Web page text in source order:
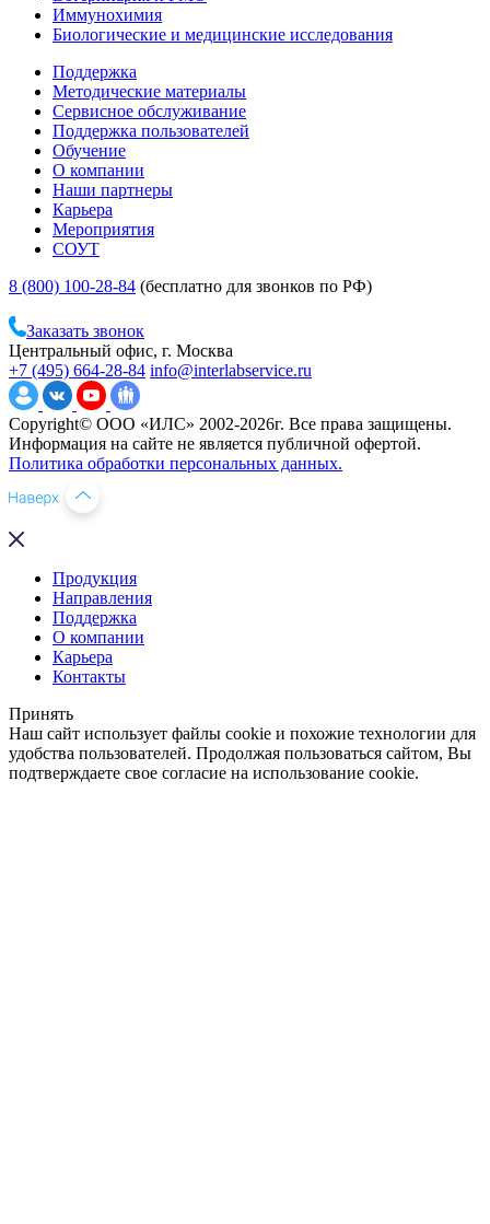
Иммунохимия
Биологические и медицинские исследования
Поддержка
Методические материалы
Сервисное обслуживание
Поддержка пользователей
Обучение
О компании
Наши партнеры
Карьера
Мероприятия
СОУТ
8 (800) 100-28-84 (бесплатно для звонков по РФ)
Заказать звонок
Центральный офис, г. Москва
+7 (495) 664-28-84 info@interlabservice.ru
Copyright© ООО «ИЛС» 2002-2026г. Все права защищены.
Информация на сайте не является публичной офертой.
Политика обработки персональных данных.
Продукция
Направления
Поддержка
О компании
Карьера
Контакты
Принять
Наш сайт использует файлы cookie и похожие технологии для
удобства пользователей. Продолжая пользоваться сайтом, Вы
подтверждаете свое согласие на использование cookie.